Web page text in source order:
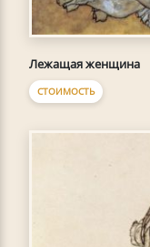
Лежащая женщина
СТОИМОСТЬ